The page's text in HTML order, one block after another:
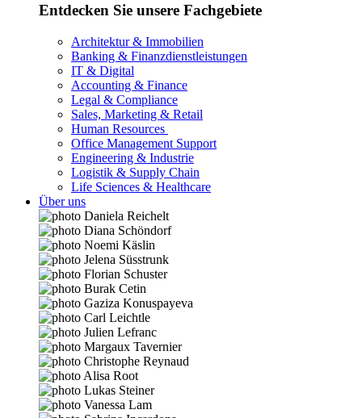
Entdecken Sie unsere Fachgebiete
Architektur & Immobilien
Banking & Finanzdienstleistungen
IT & Digital
Accounting & Finance
Legal & Compliance
Sales, Marketing & Retail
Human Resources
Office Management Support
Engineering & Industrie
Logistik & Supply Chain
Life Sciences & Healthcare
Über uns